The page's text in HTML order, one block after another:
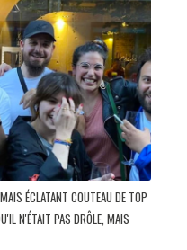
ÉCLATANT COUTEAU DE TOP
N'ÉTAIT PAS DRÔLE, MAIS